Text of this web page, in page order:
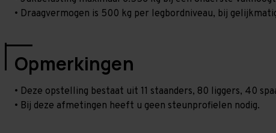
• Draagvermogen is 500 kg per legbordniveau, bij
Opmerkingen
• Deze opstelling bestaat uit 11 staanders, 80 liggers, 40
• Bij deze afmetingen heeft u geen steunprofielen nodig.